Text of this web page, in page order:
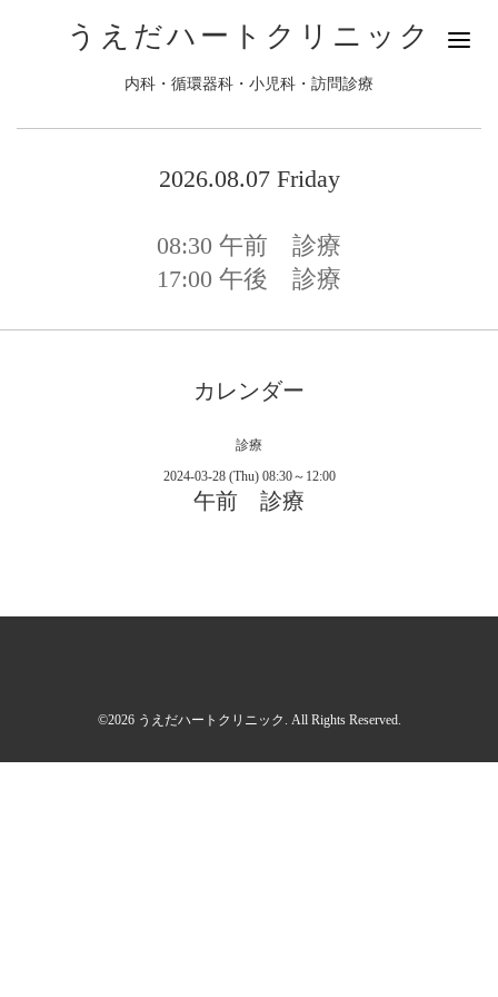
うえだハートクリニック
内科・循環器科・小児科・訪問診療
2026.08.07 Friday
08:30 午前 診療
17:00 午後 診療
カレンダー
診療
2024-03-28 (Thu) 08:30～12:00
午前 診療
©2026 うえだハートクリニック . All Rights Reserved.